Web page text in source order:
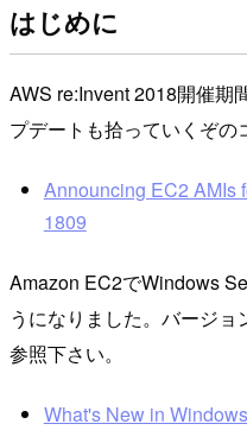
はじめに
AWS re:Invent 2018開催期
プデートも拾っていくぞの
Announcing EC2 AMIs
1809
Amazon EC2でWindows
うになりました。バージ
参照下さい。
What's New in